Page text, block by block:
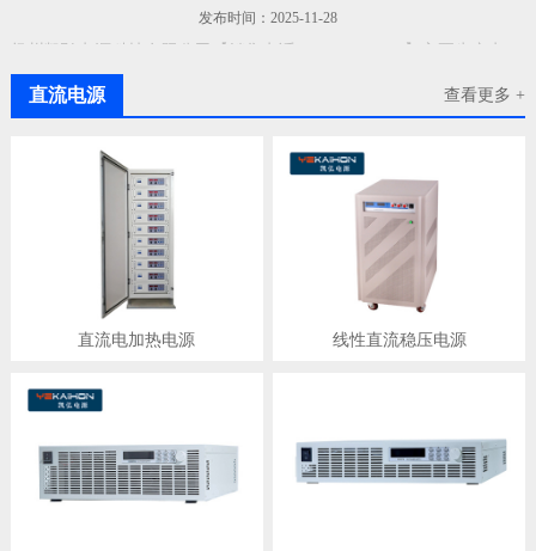
发布时间：2025-11-28
查看更多 +
直流电源
直流电加热电源 线性直流稳压电源